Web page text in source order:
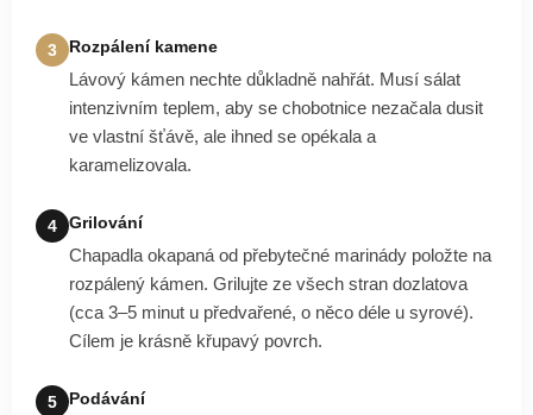
3 Rozpálení kamene
Lávový kámen nechte důkladně nahřát. Musí sálat
intenzivním teplem, aby se chobotnice nezačala dusit
ve vlastní šťávě, ale ihned se opékala a
karamelizovala.
4 Grilování
Chapadla okapaná od přebytečné marinády položte na
rozpálený kámen. Grilujte ze všech stran dozlatova
(cca 3–5 minut u předvařené, o něco déle u syrové).
Cílem je krásně křupavý povrch.
5 Podávání